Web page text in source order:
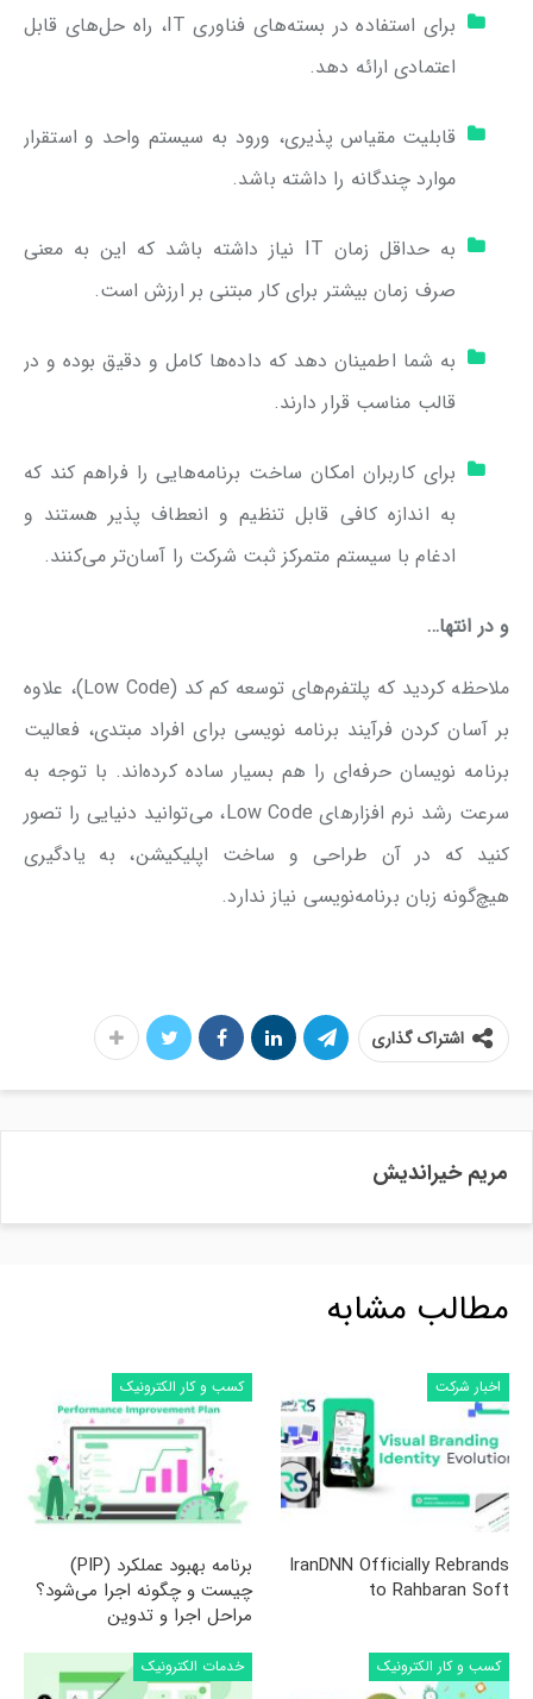
برای استفاده در بسته‌های فناوری IT، راه حل‌های قابل
اعتمادی ارائه دهد.
قابلیت مقیاس پذیری، ورود به سیستم واحد و استقرار
موارد چندگانه را داشته باشد.
به حداقل زمان IT نیاز داشته باشد که این به معنی
صرف زمان بیشتر برای کار مبتنی بر ارزش است.
به شما اطمینان دهد که داده‌ها کامل و دقیق بوده و در
قالب مناسب قرار دارند.
برای کاربران امکان ساخت برنامه‌هایی را فراهم کند که
به اندازه کافی قابل تنظیم و انعطاف پذیر هستند و
ادغام با سیستم متمرکز ثبت شرکت را آسان‌تر می‌کنند.
و در انتها…
ملاحظه کردید که پلتفرم‌های توسعه کم کد (Low Code)، علاوه
بر آسان کردن فرآیند برنامه نویسی برای افراد مبتدی، فعالیت
برنامه نویسان حرفه‌ای را هم بسیار ساده کرده‌اند. با توجه به
سرعت رشد نرم افزارهای Low Code، می‌توانید دنیایی را تصور
کنید که در آن طراحی و ساخت اپلیکیشن، به یادگیری
هیچ‌گونه زبان برنامه‌نویسی نیاز ندارد.
اشتراک گذاری
مریم خیراندیش
مطالب مشابه
اخبار شرکت
IranDNN Officially Rebrands
to Rahbaran Soft
کسب و کار الکترونیک
برنامه بهبود عملکرد (PIP)
چیست و چگونه اجرا می‌شود؟
مراحل اجرا و تدوین
کسب و کار الکترونیک خدمات الکترونیک